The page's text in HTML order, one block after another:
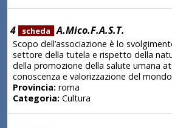
4 scheda A.Mico.F.A.S.T.
Scopo dell’associazione è lo
settore della tutela e rispetto della
della promozione della salute umana
conoscenza e valorizzazione del
Provincia:roma
Categoria:Cultura